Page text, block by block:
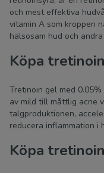
och mest effektiva
vitamin A som kroppen
hälsosam hud och
Köpa
Tretinoin gel med
av mild till måttlig acne
talgproduktionen,
reducera inflammation i
Köpa